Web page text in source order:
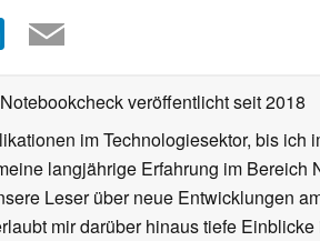
veröffentlichtseit 2018
im Technologiesektor, bis ich
langjährige Erfahrung im Bereich
Leser über neue Entwicklungen
mir darüber hinaus tiefe